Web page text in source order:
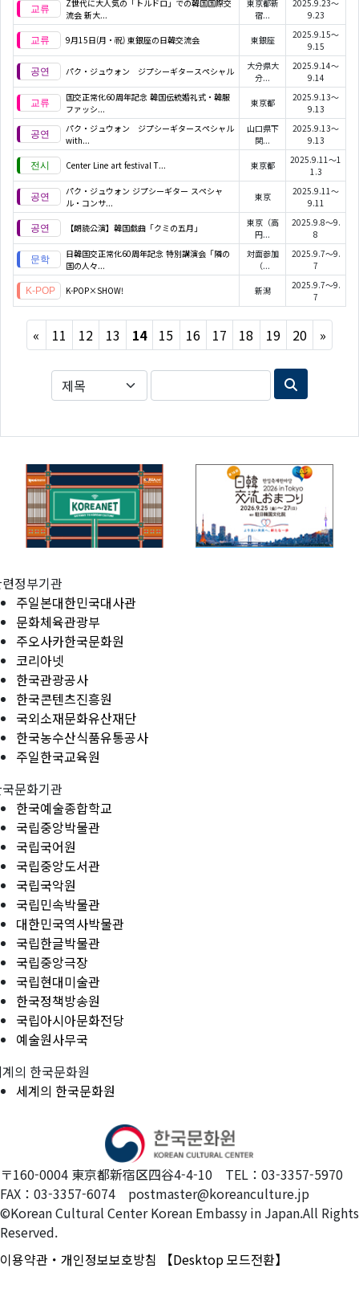
Z世代に大人気の「トルドロ」での韓国国際交
流会 新大...
東京都新
宿...
2025.9.23～
9.23
9月15日(月・祝) 東銀座の日韓交流会 東銀座
2025.9.15～
9.15
パク・ジュウォン ジプシーギタースペシャル
大分県大
分...
2025.9.14～
9.14
国交正常化60周年記念 韓国伝統婚礼式・韓服
ファッシ...
東京都
2025.9.13～
9.13
パク・ジュウォン ジプシーギタースペシャル
with...
山口県下
関...
2025.9.13～
9.13
Center Line art festival T... 東京都
2025.9.11～1
1.3
パク・ジュウォン ジプシーギター スペシャ
ル・コンサ...
東京
2025.9.11～
9.11
【朗読公演】韓国戯曲「クミの五月」
東京（高
円...
2025.9.8～9.
8
日韓国交正常化60周年記念 特別講演会「隣の
国の人々...
対面参加
（...
2025.9.7～9.
7
K-POP×SHOW! 新潟
2025.9.7～9.
7
« Previous
11 12 13 14 15 16 17 18 19 20 »Next
정부기관
주일본대한민국대사관
문화체육관광부
주오사카한국문화원
코리아넷
한국관광공사
한국콘텐츠진흥원
국외소재문화유산재단
한국농수산식품유통공사
주일한국교육원
문화기관
한국예술종합학교
국립중앙박물관
국립국어원
국립중앙도서관
국립국악원
국립민속박물관
대한민국역사박물관
국립한글박물관
국립중앙극장
국립현대미술관
한국정책방송원
국립아시아문화전당
예술원사무국
의 한국문화원
세계의 한국문화원
〒160-0004 東京都新宿区四谷4-4-10 TEL：03-3357-5970
FAX：03-3357-6074 postmaster@koreanculture.jp
©Korean Cultural Center Korean Embassy in Japan.All Rights
Reserved.
이용약관・개인정보보호방침
【Desktop 모드전환】